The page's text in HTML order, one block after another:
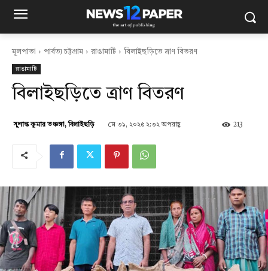
মূলপাতা পার্বত্য চট্টগ্রাম রাঙামাটি বিলাইছড়িতে ত্রাণ বিতরণ
রাঙামাটি
বিলাইছড়িতে ত্রাণ বিতরণ
সুশান্ত কুমার তঞ্চঙ্গা, বিলাইছড়ি মে ৩১, ২০২৫ ২:৩২ অপরাহ্ণ 213